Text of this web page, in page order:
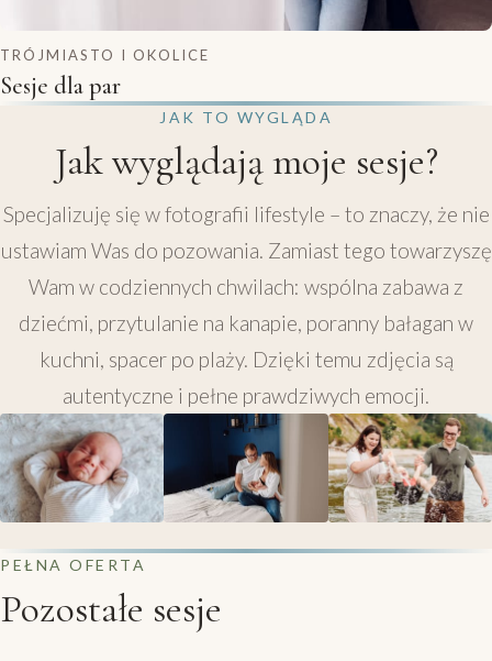
TRÓJMIASTO I OKOLICE
Sesje dla par
JAK TO WYGLĄDA
Jak wyglądają moje sesje?
Specjalizuję się w fotografii lifestyle – to znaczy, że nie
ustawiam Was do pozowania. Zamiast tego towarzyszę
Wam w codziennych chwilach: wspólna zabawa z
dziećmi, przytulanie na kanapie, poranny bałagan w
kuchni, spacer po plaży. Dzięki temu zdjęcia są
autentyczne i pełne prawdziwych emocji.
PEŁNA OFERTA
Pozostałe sesje